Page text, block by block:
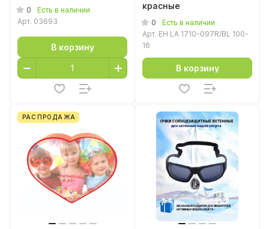
0
Есть в наличии
Арт. 03693
В корзину
красные
0
Есть в наличии
Арт. EH LA 1710-097R/BL 100-
16
В корзину
РАСПРОДАЖА